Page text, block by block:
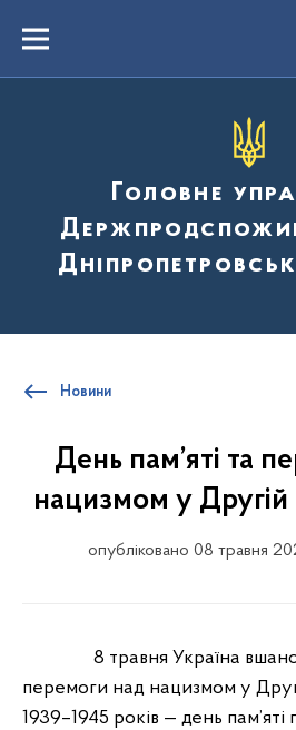
вмістуMenu
Головне
Новини
День пам’яті та
нацизмом у Другій
опубліковано 08 травня
8 травня Україна
перемоги над нацизмом у
1939–1945 років — день пам’яті